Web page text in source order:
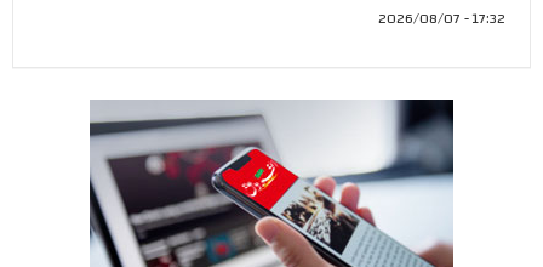
17:32 - 2026/08/07